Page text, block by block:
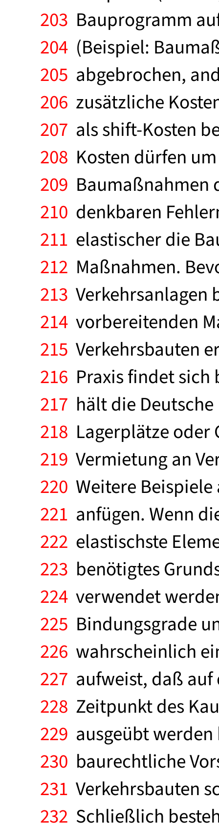
203 Bauprogramm
204 (Beispiel:
205 abgebrochen,
206 zusätzliche
207 als shift-Kosten
208 Kosten dürfen
209 Baumaßnahmen
210 denkbaren
211 elastischer die
212 Maßnahmen.
213 Verkehrsanlagen
214 vorbereitenden
215 Verkehrsbauten
216 Praxis findet
217 hält die
218 Lagerplätze oder
219 Vermietung an
220 Weitere
221 anfügen. Wenn
222 elastischste
223 benötigtes
224 verwendet
225 Bindungsgrade
226 wahrscheinlich
227 aufweist, daß auf
228 Zeitpunkt des
229 ausgeübt
230 baurechtliche
231 Verkehrsbauten
232 Schließlich